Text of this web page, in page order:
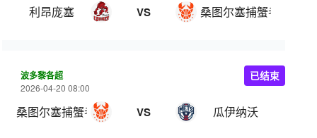
利昂庞塞 VS 桑图尔塞捕蟹者
波多黎各超
2026-04-20 08:00
桑图尔塞捕蟹者 VS 瓜伊纳沃
已结束